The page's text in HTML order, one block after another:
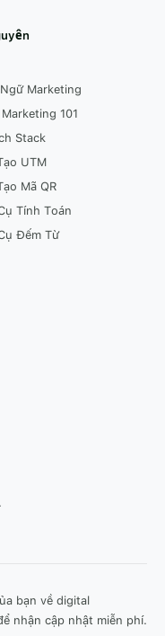
Marketing
101
Stack
UTM
Mã QR
Tính Toán
Đếm Từ
bạn về digital
nhận cập nhật miễn phí.